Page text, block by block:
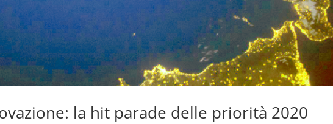
la hit parade delle priorità 2020